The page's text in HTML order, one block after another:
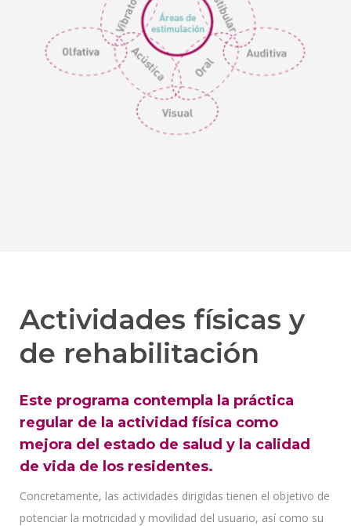
Actividades físicas y
de rehabilitación
Este programa contempla la práctica
regular de la actividad física como
mejora del estado de salud y la calidad
de vida de los residentes.
Concretamente, las actividades dirigidas tienen el objetivo de
potenciar la motricidad y movilidad del usuario, así como su